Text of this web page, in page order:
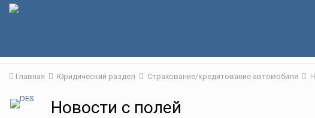
Главная Юридический раздел Страхование/кредитование автомобиля
Новости с полей